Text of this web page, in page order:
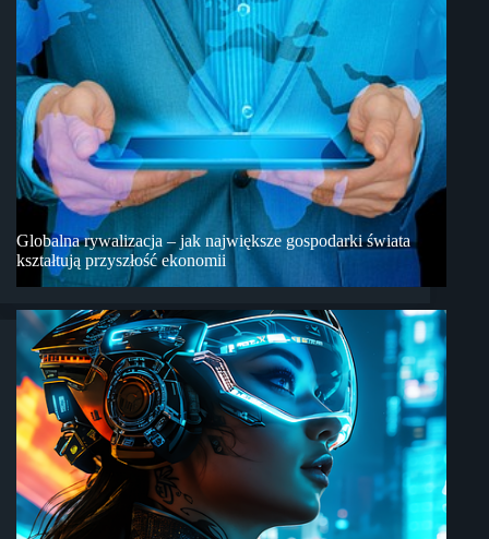
Globalna rywalizacja – jak największe gospodarki świata
kształtują przyszłość ekonomii